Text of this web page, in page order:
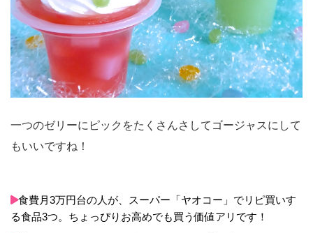
一つのゼリーにピックをたくさんさしてゴージャスにして
もいいですね！
食費月3万円台の人が、スーパー「ヤオコー」でリピ買いす
る食品3つ。ちょっぴりお高めでも買う価値アリです！